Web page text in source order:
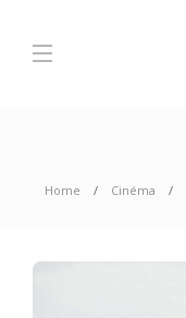
Home Cinéma